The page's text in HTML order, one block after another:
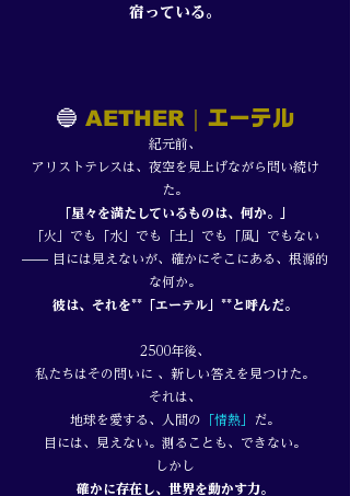
宿っている。
🔵 AETHER ｜ エーテル
紀元前、
アリストテレスは、夜空を見上げながら問い続け
た。
「星々を満たしているものは、何か。」
「火」でも「水」でも「土」でも「風」でもない
—— 目には見えないが、確かにそこにある、根源的
な何か。
彼は、それを**「エーテル」**と呼んだ。
2500年後、
私たちはその問いに 、新しい答えを見つけた。
それは、
地球を愛する、人間の 「情熱」
だ。
目には、見えない。測ることも、できない。
しかし
確かに存在し、世界を動かす力。